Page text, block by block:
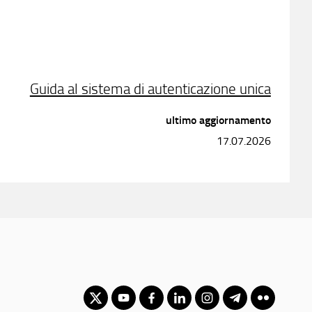
Guida al sistema di autenticazione unica
ultimo aggiornamento
17.07.2026